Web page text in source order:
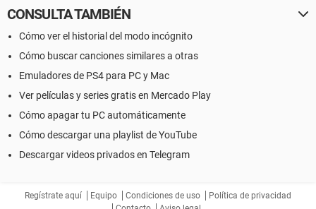
CONSULTA TAMBIÉN
Cómo ver el historial del modo incógnito
Cómo buscar canciones similares a otras
Emuladores de PS4 para PC y Mac
Ver películas y series gratis en Mercado Play
Cómo apagar tu PC automáticamente
Cómo descargar una playlist de YouTube
Descargar videos privados en Telegram
Regístrate aquí Equipo Condiciones de uso
Política de privacidad